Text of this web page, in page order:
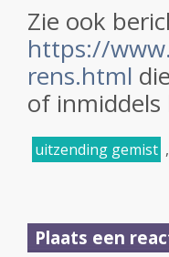
Zie ook
https://
rens.html
of inmiddels
uitzending gemist ,
Plaats een